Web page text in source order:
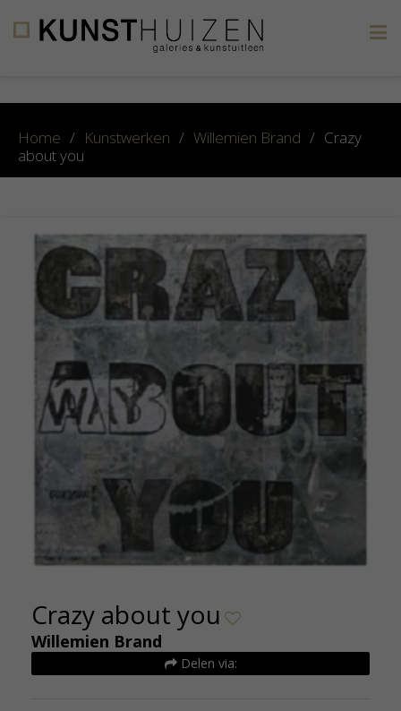
Home / Kunstwerken / Willemien Brand / Crazy
about you
Crazy about you
Willemien Brand
Delen via: